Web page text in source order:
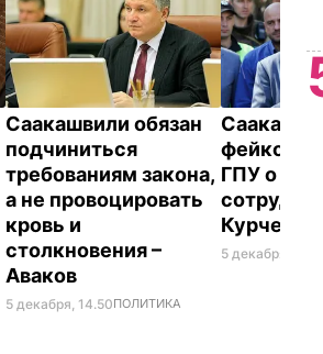
Саакашвили обязан
подчиниться
требованиям закона,
а не провоцировать
кровь и
столкновения –
Аваков
5 декабря, 14.50ПОЛИТИКА
фейком
ГПУ о его
Курченко
5 декабря, 14.38